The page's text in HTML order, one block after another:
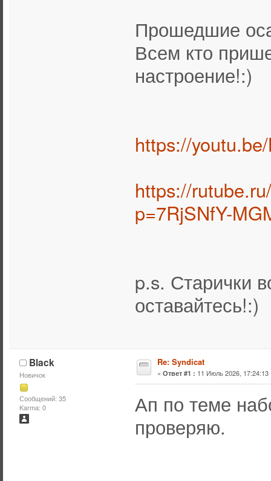
Прошедшие
Всем кто
настроение!:)
https://
https://
p=7RjSNfY-
p.s. Старички
оставайтесь!:)
Black
Новичок
Сообщений: 35
Karma: 0
Re: Syndicat
« Ответ #1 : 11 Июль 2026, 17:24:13
Ап по теме
проверяю.